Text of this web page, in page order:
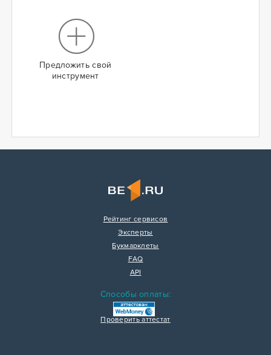
Предложить свой
инструмент
Рейтинг сервисов
Эксперты
Букмарклеты
FAQ
API
Способы оплаты:
Проверить аттестат